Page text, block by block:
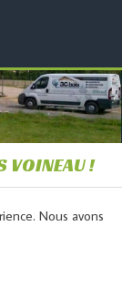
!
Nous avons